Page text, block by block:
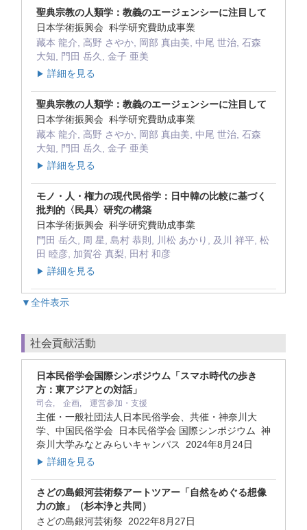
聖典宗教の人類学：教義のエージェンシーに注目して
日本学術振興会 科学研究費助成事業
藏本 龍介, 高野 さやか, 岡部 真由美, 中尾 世治, 石森
大知, 門田 岳久, 金子 亜美
▶ 詳細を見る
聖典宗教の人類学：教義のエージェンシーに注目して
日本学術振興会 科学研究費助成事業
藏本 龍介, 高野 さやか, 岡部 真由美, 中尾 世治, 石森
大知, 門田 岳久, 金子 亜美
▶ 詳細を見る
モノ・人・権力の現代民俗学：日中韓の比較に基づく
批判的〈民具〉研究の構築
日本学術振興会 科学研究費助成事業
門田 岳久, 周 星, 島村 恭則, 川松 あかり, 及川 祥平, 松
田 睦彦, 加賀谷 真梨, 田村 和彦
▶ 詳細を見る
▼全件表示
社会貢献活動
日本民俗学会国際シンポジウム「スマホ時代の歩き
方：東アジアとの対話」
司会, 企画, 運営参加・支援
主催・一般社団法人日本民俗学会、共催・神奈川大
学、中国民俗学会 日本民俗学会 国際シンポジウム 神
奈川大学みなとみらいキャンパス 2024年8月24日
▶ 詳細を見る
さどの島銀河芸術祭アートツアー「自然をめぐる想像
力の旅」（杉本浄と共同）
さどの島銀河芸術祭 2022年8月27日